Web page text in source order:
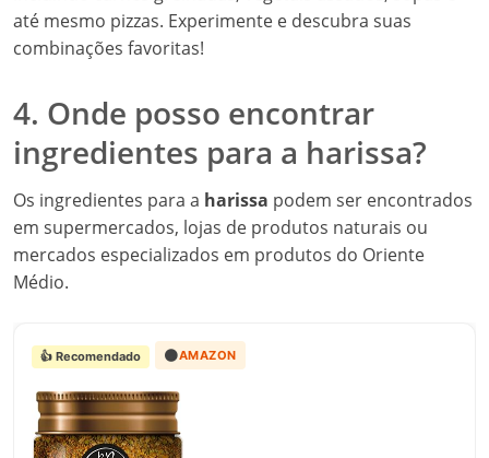
até mesmo pizzas. Experimente e descubra suas
combinações favoritas!
4. Onde posso encontrar
ingredientes para a harissa?
Os ingredientes para a harissa podem ser encontrados
em supermercados, lojas de produtos naturais ou
mercados especializados em produtos do Oriente
Médio.
👍 Recomendado 🟠AMAZON